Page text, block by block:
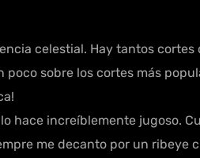
celestial. Hay tantos
sobre los cortes más
hace increíblemente jugoso.
me decanto por un ribeye